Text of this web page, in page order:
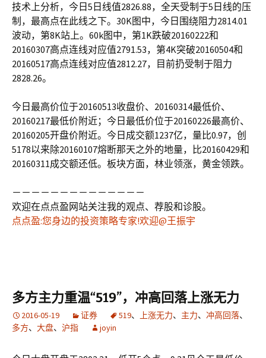
技术上分析，今日5日线值2826.88，全天受制于5日线的压
制，最高点在此线之下。30K图中，今日围绕阻力2814.01
波动，第8K站上。60k图中，第1K跌破20160222和
20160307高点连线对应值2791.53，第4K突破20160504和
20160517高点连线对应值2812.27，目前扔受制于阻力
2828.26。
今日最高价位于20160513收盘价、20160314最低价、
20160217最低价附近；今日最低价位于20160226最高价、
20160205开盘价附近。今日成交额1237亿，量比0.97，创
5178以来除20160107熔断那天之外的地量，比20160429和
20160311成交额还低。板块方面，林业领涨，黄金领跌。
－－－－－－－－－－－－－－
欢迎在点点盈网站关注我的观点、荐股和诊股。
点点盈:您身边的投资策略专家!欢迎@王振宇
多方主力重温“519”，冲高回落上涨无力
2016-05-19 证券 519、 上涨无力、 主力、 冲高回落、
多方、 大盘、 沪指 joyin